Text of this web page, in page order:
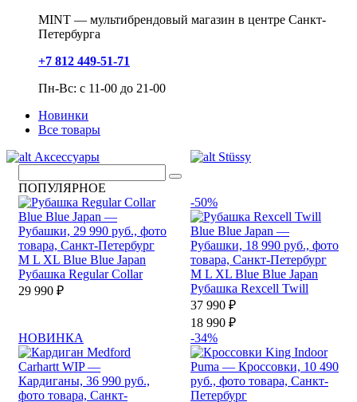
MINT — мультибрендовый магазин в центре Санкт-
Петербурга
+7 812 449-51-71
Пн-Вс: с 11-00 до 21-00
Новинки
Все товары
Аксессуары
Stüssy
ПОПУЛЯРНОЕ
M L XL Blue Blue Japan
Рубашка Regular Collar
29 990 ₽
-50%
M L XL Blue Blue Japan
Рубашка Rexcell Twill
37 990 ₽
18 990 ₽
НОВИНКА
-34%